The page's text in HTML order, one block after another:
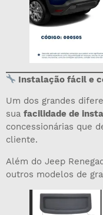
Instalação fácil e
Um dos grandes
sua facilidade de
concessionárias que
cliente.
Além do Jeep
outros modelos de